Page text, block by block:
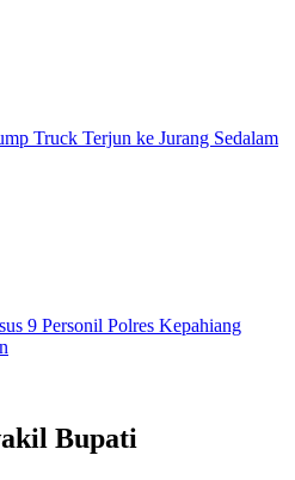
Truck Terjun ke Jurang Sedalam
9 Personil Polres Kepahiang
Bupati